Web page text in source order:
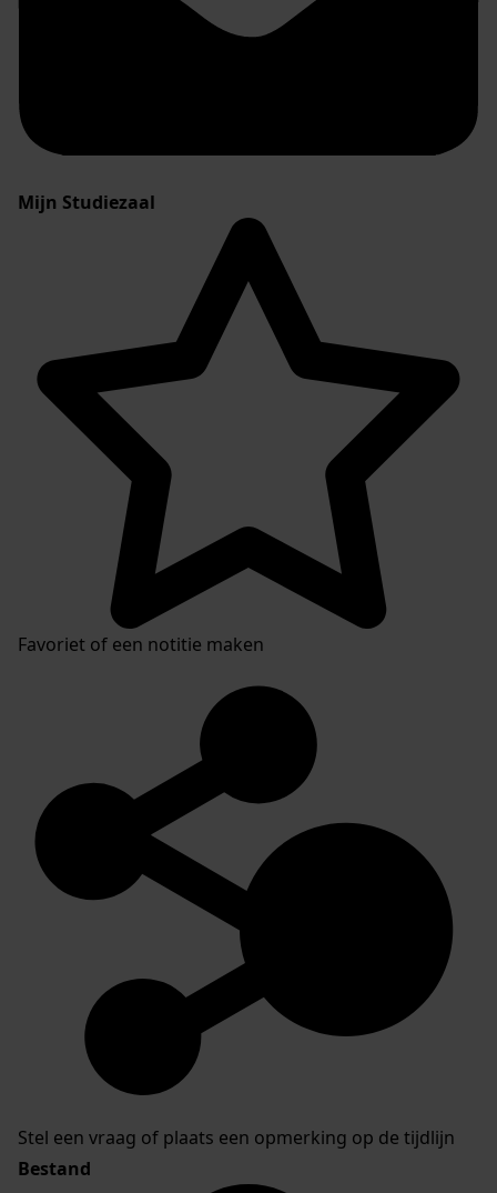
Mijn Studiezaal
Favoriet of een notitie maken
Stel een vraag of plaats een opmerking op de tijdlijn
Bestand